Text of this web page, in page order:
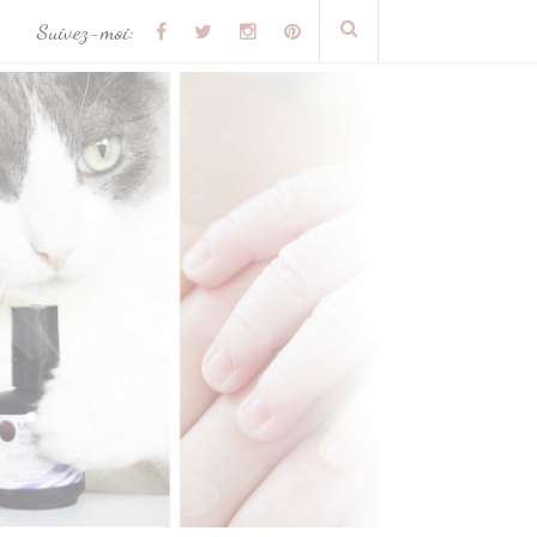
Suivez-moi: